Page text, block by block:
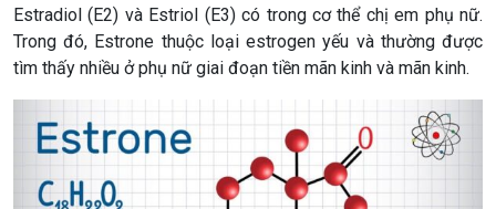
Estradiol (E2) và Estriol (E3) có trong cơ thể chị em phụ nữ.
Trong đó, Estrone thuộc loại estrogen yếu và thường được
tìm thấy nhiều ở phụ nữ giai đoạn tiền mãn kinh và mãn kinh.